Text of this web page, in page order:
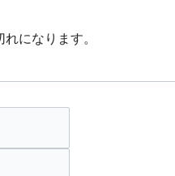
になります。